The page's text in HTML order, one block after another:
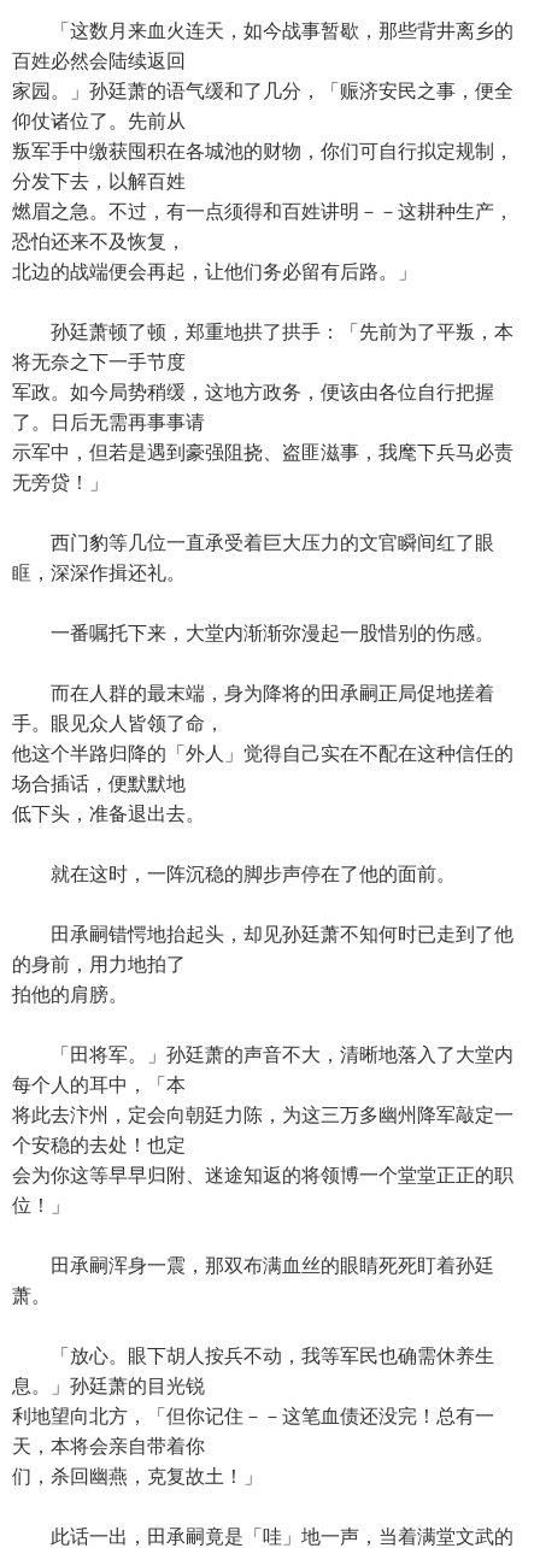
「这数月来血火连天，如今战事暂歇，那些背井离乡的
百姓必然会陆续返回
家园。」孙廷萧的语气缓和了几分，「赈济安民之事，便全
仰仗诸位了。先前从
叛军手中缴获囤积在各城池的财物，你们可自行拟定规制，
分发下去，以解百姓
燃眉之急。不过，有一点须得和百姓讲明－－这耕种生产，
恐怕还来不及恢复，
北边的战端便会再起，让他们务必留有后路。」
孙廷萧顿了顿，郑重地拱了拱手：「先前为了平叛，本
将无奈之下一手节度
军政。如今局势稍缓，这地方政务，便该由各位自行把握
了。日后无需再事事请
示军中，但若是遇到豪强阻挠、盗匪滋事，我麾下兵马必责
无旁贷！」
西门豹等几位一直承受着巨大压力的文官瞬间红了眼
眶，深深作揖还礼。
一番嘱托下来，大堂内渐渐弥漫起一股惜别的伤感。
而在人群的最末端，身为降将的田承嗣正局促地搓着
手。眼见众人皆领了命，
他这个半路归降的「外人」觉得自己实在不配在这种信任的
场合插话，便默默地
低下头，准备退出去。
就在这时，一阵沉稳的脚步声停在了他的面前。
田承嗣错愕地抬起头，却见孙廷萧不知何时已走到了他
的身前，用力地拍了
拍他的肩膀。
「田将军。」孙廷萧的声音不大，清晰地落入了大堂内
每个人的耳中，「本
将此去汴州，定会向朝廷力陈，为这三万多幽州降军敲定一
个安稳的去处！也定
会为你这等早早归附、迷途知返的将领博一个堂堂正正的职
位！」
田承嗣浑身一震，那双布满血丝的眼睛死死盯着孙廷
萧。
「放心。眼下胡人按兵不动，我等军民也确需休养生
息。」孙廷萧的目光锐
利地望向北方，「但你记住－－这笔血债还没完！总有一
天，本将会亲自带着你
们，杀回幽燕，克复故土！」
此话一出，田承嗣竟是「哇」地一声，当着满堂文武的